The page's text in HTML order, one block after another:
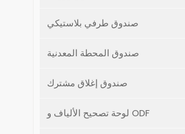
صندوق طرفي بلاستيكي
صندوق المحطة المعدنية
صندوق إغلاق مشترك
لوحة تصحيح الألياف و ODF